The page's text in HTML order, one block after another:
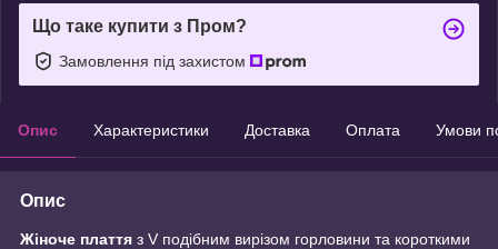
Що таке купити з Пром?
Замовлення під захистом
Опис Характеристики Доставка Оплата Умови
Опис
Жіноче плаття з V подібним вирізом горловини та короткими